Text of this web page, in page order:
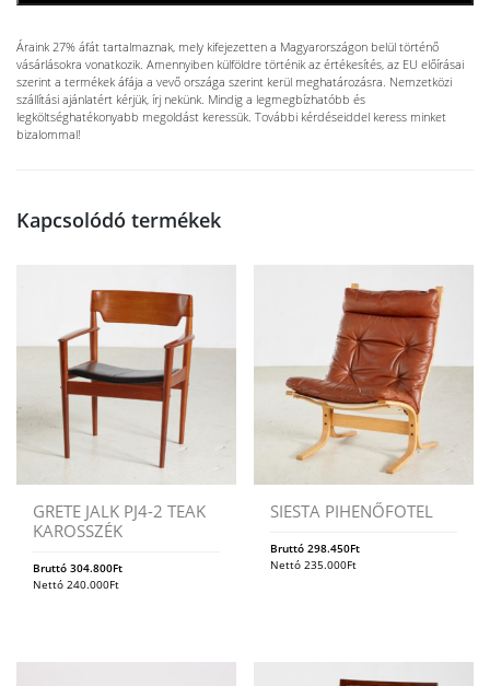
Áraink 27% áfát tartalmaznak, mely kifejezetten a Magyarországon belül történő
vásárlásokra vonatkozik. Amennyiben külföldre történik az értékesítés, az EU előírásai
szerint a termékek áfája a vevő országa szerint kerül meghatározásra. Nemzetközi
szállítási ajánlatért kérjük, írj nekünk. Mindig a legmegbízhatóbb és
legköltséghatékonyabb megoldást keressük. További kérdéseiddel keress minket
bizalommal!
Kapcsolódó termékek
GRETE JALK PJ4-2 TEAK
KAROSSZÉK
Bruttó 304.800Ft
Nettó 240.000Ft
SIESTA PIHENŐFOTEL
Bruttó298.450Ft
Nettó235.000Ft